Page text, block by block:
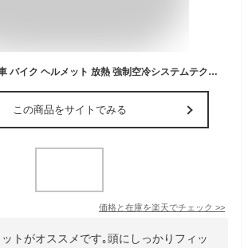
ABUS アブス 自転車 バイク ヘルメット 放熱 強制空冷システムテクノロジー ソフトチューンシステム アーバン インナーパッド 取り外し可能 ソフトストラップ 安全 YADD-I AF BRILLIANT
この商品をサイトでみる
価格と在庫を楽天でチェック >>
トがオススメです｡頭にしっかりフィッ